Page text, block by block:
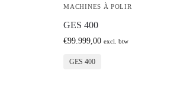
MACHINES À POLIR
GES 400
€99.999,00 excl. btw
GES 400